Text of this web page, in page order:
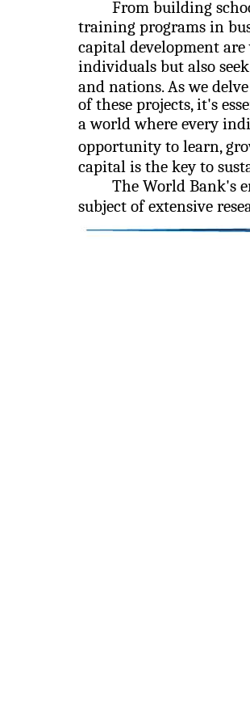
From building
training programs in
capital development
individuals but also
and nations. As we
of these projects, it's
a world where every
opportunity to learn,
capital is the key to
The World Bank's
subject of extensive